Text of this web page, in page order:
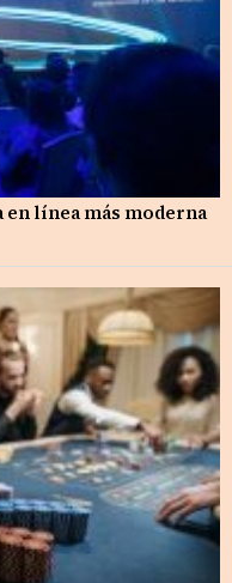
en línea más moderna